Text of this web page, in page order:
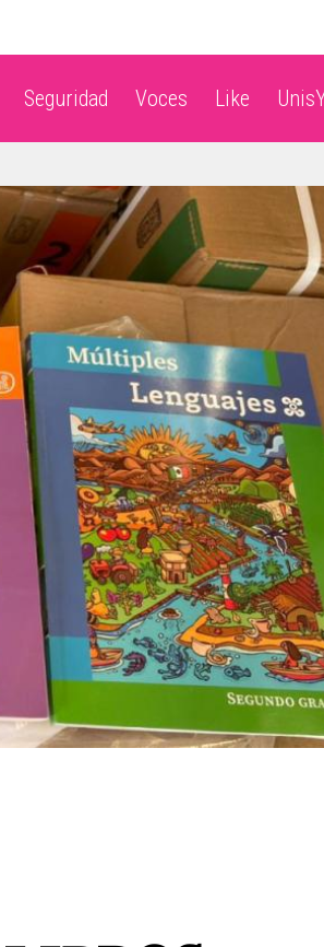
Seguridad Voces Like